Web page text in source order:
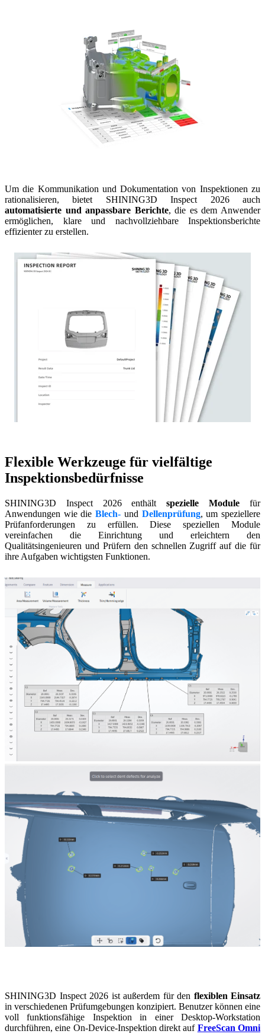
Um die Kommunikation und Dokumentation von Inspektionen zu
rationalisieren, bietet SHINING3D Inspect 2026 auch
automatisierte und anpassbare Berichte, die es dem Anwender
ermöglichen, klare und nachvollziehbare Inspektionsberichte
effizienter zu erstellen.
Flexible Werkzeuge für vielfältige
Inspektionsbedürfnisse
SHINING3D Inspect 2026 enthältspezielle Module für
Anwendungen wie dieBlech- und Dellenprüfung, um speziellere
Prüfanforderungen zu erfüllen. Diese speziellen Module
vereinfachen die Einrichtung und erleichtern den
Qualitätsingenieuren und Prüfern den schnellen Zugriff auf die für
ihre Aufgaben wichtigsten Funktionen.
SHINING3D Inspect 2026 ist außerdem für den flexiblen Einsatz
in verschiedenen Prüfumgebungen konzipiert. Benutzer können eine
voll funktionsfähige Inspektion in einer Desktop-Workstation
durchführen, eine On-Device-Inspektion direkt auf FreeScan Omni